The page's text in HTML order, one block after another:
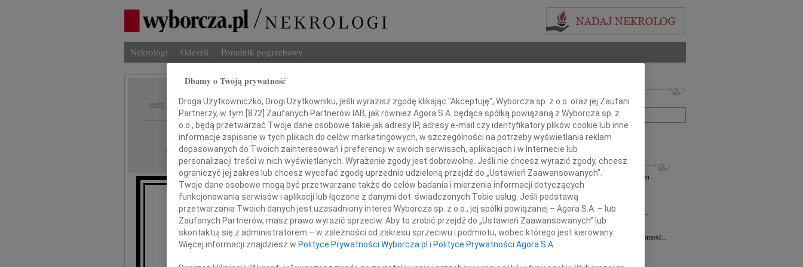
Nekrologi Odeszli Poradnik pogrzebowy
IMIĘ I NAZWISKO: Danuta Szyksznian-Ossowska
REGION: Szczecin
DATA EMISJI: 09.12.2022
Odeszła
Danuta
Imię i nazwisko lub numer ogłoszenia:
+ szukanie zaawansowane
INNE NEKROLOGI
Aleksandra Szpaczyńska29.07.2026
Szczecin
Z wielkim smutkiem i żalem przyjąłem...
23.07.2026Szczecin
Pani mec. Joannie Martyniuk-Plasze wyrazy...
Edward Ciupak08.07.2026Szczecin
Z wielkim smutkiem i żalem przyjąłem wiadomość...
Stanisław Pietrzak
Dbamy o Twoją prywatność
Droga Użytkowniczko, Drogi Użytkowniku, jeśli wyrazisz zgodę klikając "Akceptuję", Wyborcza sp. z o.o. oraz jej Zaufani
Partnerzy, w tym [ 872 ] Zaufanych Partnerów IAB, jak również Agora S.A. będąca spółką powiązaną z Wyborcza sp. z
o.o., będą przetwarzać Twoje dane osobowe takie jak adresy IP, adresy e-mail czy identyfikatory plików cookie lub inne
informacje zapisane w tych plikach do celów marketingowych, w szczególności na potrzeby wyświetlania reklam
dopasowanych do Twoich zainteresowań i preferencji w swoich serwisach, aplikacjach i w Internecie lub
personalizacji treści w nich wyświetlanych. Wyrażenie zgody jest dobrowolne. Jeśli nie chcesz wyrazić zgody, chcesz
ograniczyć jej zakres lub chcesz wycofać zgodę uprzednio udzieloną przejdź do „Ustawień Zaawansowanych”.
Twoje dane osobowe mogą być przetwarzane także do celów badania i mierzenia informacji dotyczących
funkcjonowania serwisów i aplikacji lub łączone z danymi dot. świadczonych Tobie usług. Jeśli podstawą
przetwarzania Twoich danych jest uzasadniony interes Wyborcza sp. z o.o., jej spółki powiązanej – Agora S.A. – lub
Zaufanych Partnerów, masz prawo wyrazić sprzeciw. Aby to zrobić przejdź do „Ustawień Zaawansowanych” lub
skontaktuj się z administratorem – w zależności od zakresu sprzeciwu i podmiotu, wobec którego jest kierowany.
Więcej informacji znajdziesz w Polityce Prywatności Wyborcza.pl i Polityce Prywatności Agora S.A.